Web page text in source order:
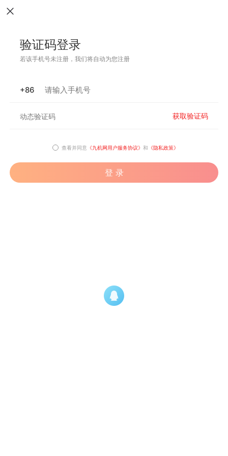
验证码登录
若该手机号未注册，我们将自动为您注册
+86
获取验证码
查看并同意 《九机网用户服务协议》 和 《隐私政策》
登 录